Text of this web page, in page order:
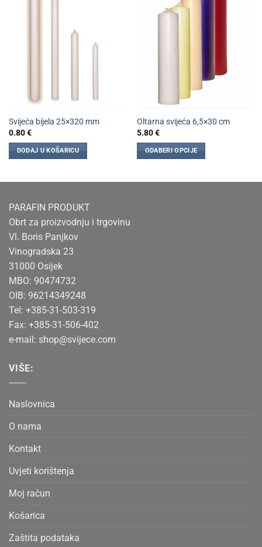
Svijeća bijela 25×320 mm
0.80€
DODAJ U KOŠARICU
Oltarna svijeća 6,5×30 cm
5.80€
ODABERI OPCIJE
PARAFIN PRODUKT
Obrt za proizvodnju i trgovinu
Vl. Boris Panjkov
Vinogradska 23
31000 Osijek
MBO: 90474732
OIB: 96214349248
Tel: +385-31-503-319
Fax: +385-31-506-402
e-mail: shop@svijece.com
VIŠE:
Naslovnica
O nama
Kontakt
Uvjeti korištenja
Moj račun
Košarica
Zaštita podataka